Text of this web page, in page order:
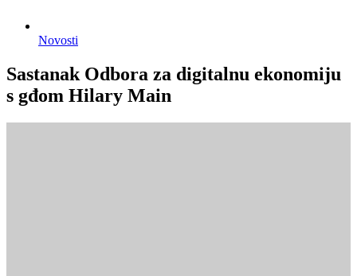
Novosti
Sastanak Odbora za digitalnu ekonomiju
s gđom Hilary Main